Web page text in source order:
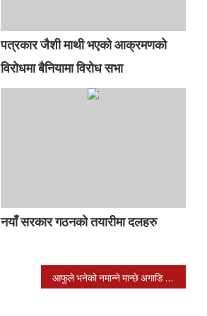
पत्रकार जैशी माथी भएको आक्रमणको
विरोधमा बैनियामा विरोध सभा
नयाँ सरकार गठनको तयारीमा दलहरु
आफुले भनेको नमान्ने मान्छे अगाडि देख्नै नहुने चरित्र ओलीमा छ-अध्यक्ष दाहाल